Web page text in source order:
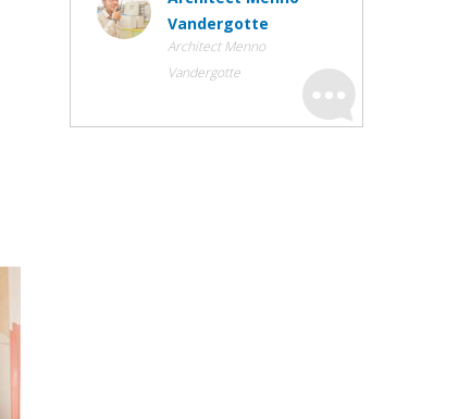
Vandergotte
Architect Menno
Vandergotte